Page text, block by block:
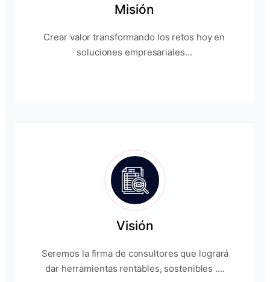
Misión
Crear valor transformando los retos hoy en
soluciones empresariales...
Visión
Seremos la firma de consultores que logrará
dar herramientas rentables, sostenibles ....